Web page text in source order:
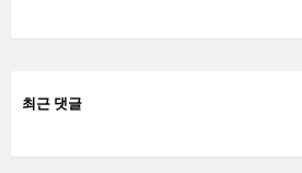
최근 댓글